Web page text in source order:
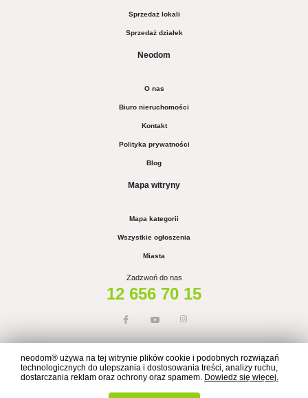
Sprzedaż lokali
Sprzedaż działek
Neodom
O nas
Biuro nieruchomości
Kontakt
Polityka prywatności
Blog
Mapa witryny
Mapa kategorii
Wszystkie ogłoszenia
Miasta
Zadzwoń do nas
12 656 70 15
neodom® używa na tej witrynie plików cookie i podobnych rozwiązań
technologicznych do ulepszania i dostosowania treści, analizy ruchu,
dostarczania reklam oraz ochrony oraz spamem. Dowiedz się więcej.